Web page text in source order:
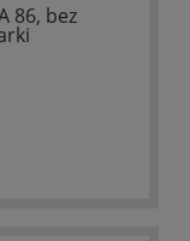
86, bez